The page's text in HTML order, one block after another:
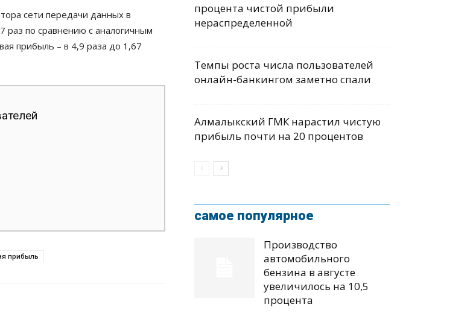
сети передачи данных в
раз по сравнению с аналогичным
прибыль – в 4,9 раза до 1,67
прибыль
процента чистой прибыли
нераспределенной
Темпы роста числа пользователей
онлайн-банкингом заметно спали
Алмалыкский ГМК нарастил чистую
прибыль почти на 20 процентов
самое популярное
Производство
автомобильного
бензина в августе
увеличилось на 10,5
процента